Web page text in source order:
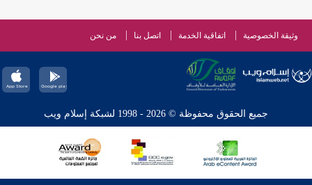
وثيقة الخصوصية اتفاقية الخدمة اتصل بنا من نحن
جميع الحقوق محفوظة © 2026 - 1998 لشبكة إسلام ويب